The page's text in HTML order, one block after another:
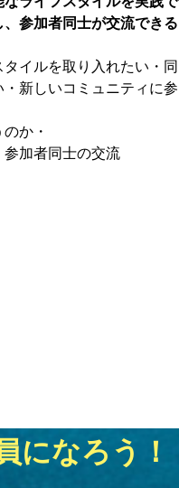
参加者同士が交流できる
イルを取り入れたい・同
新しいコミュニティに参
か・
参加者同士の交流
になろう！